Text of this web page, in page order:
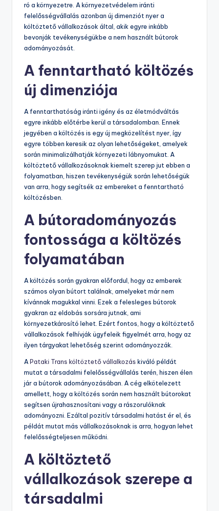
ró a környezetre. A környezetvédelem iránti
felelősségvállalás azonban új dimenziót nyer a
költöztető vállalkozások által, akik egyre inkább
bevonják tevékenységükbe a nem használt bútorok
adományozását.
A fenntartható költözés
új dimenziója
A fenntarthatóság iránti igény és az életmódváltás
egyre inkább előtérbe kerül a társadalomban. Ennek
jegyében a költözés is egy új megközelítést nyer, így
egyre többen keresik az olyan lehetőségeket, amelyek
során minimalizálhatják környezeti lábnyomukat. A
költöztető vállalkozásoknak kiemelt szerep jut ebben a
folyamatban, hiszen tevékenységük során lehetőségük
van arra, hogy segítsék az embereket a fenntartható
költözésben.
A bútoradományozás
fontossága a költözés
folyamatában
A költözés során gyakran előfordul, hogy az emberek
számos olyan bútort találnak, amelyeket már nem
kívánnak magukkal vinni. Ezek a felesleges bútorok
gyakran az eldobás sorsára jutnak, ami
környezetkárosító lehet. Ezért fontos, hogy a költöztető
vállalkozások felhívják ügyfeleik figyelmét arra, hogy az
ilyen tárgyakat lehetőség szerint adományozzák.
APataki Trans költöztető vállalkozás kiváló példát
mutat a társadalmi felelősségvállalás terén, hiszen élen
jár a bútorok adományozásában. A cég elkötelezett
amellett, hogy a költözés során nem használt bútorokat
segítsen újrahasznosítani vagy a rászorulóknak
adományozni. Ezáltal pozitív társadalmi hatást ér el, és
példát mutat más vállalkozásoknak is arra, hogyan lehet
felelősségteljesen működni.
A költöztető
vállalkozások szerepe a
társadalmi